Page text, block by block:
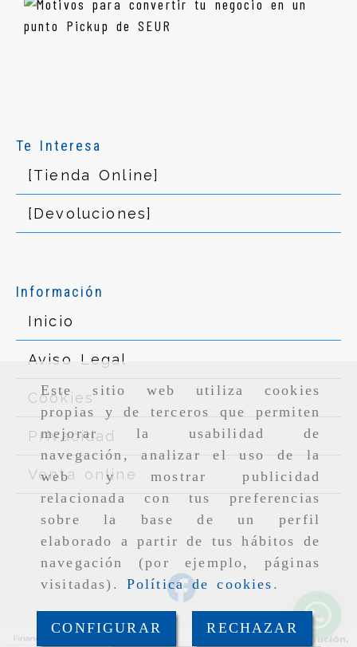
Este sitio web utiliza cookies
propias y de terceros que permiten
mejorar la usabilidad de
navegación, analizar el uso de la
web y mostrar publicidad
relacionada con tus preferencias
sobre la base de un perfil
elaborado a partir de tus hábitos de
navegación (por ejemplo, páginas
visitadas). Política de cookies .
CONFIGURAR RECHAZAR
Te Interesa
[Tienda Online]
[Devoluciones]
Información
Inicio
Aviso Legal
Cookies
Privacidad
Venta online